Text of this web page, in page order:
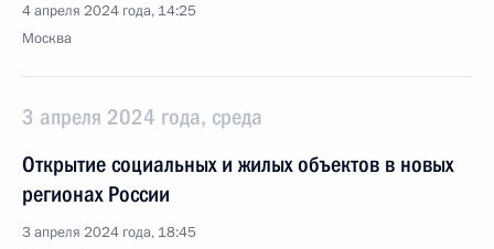
4 апреля 2024 года, 14:25
Москва
3 апреля 2024 года, среда
Открытие социальных и жилых объектов в новых
регионах России
3 апреля 2024 года, 18:45